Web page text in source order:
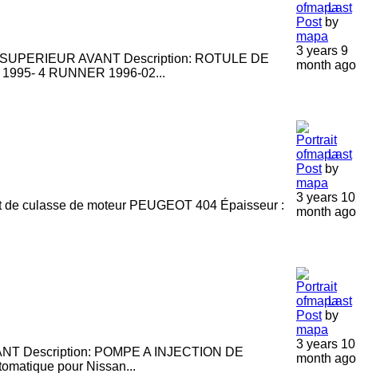
AVANT Description: ROTULE DE
4 RUNNER 1996-02...
Last
Postby
mapa
3 years 9
month ago
culasse de moteur PEUGEOT 404 Épaisseur :
Last
Postby
mapa
3 years 10
month ago
Description: POMPE A INJECTION DE
pour Nissan...
Last
Postby
mapa
3 years 10
month ago